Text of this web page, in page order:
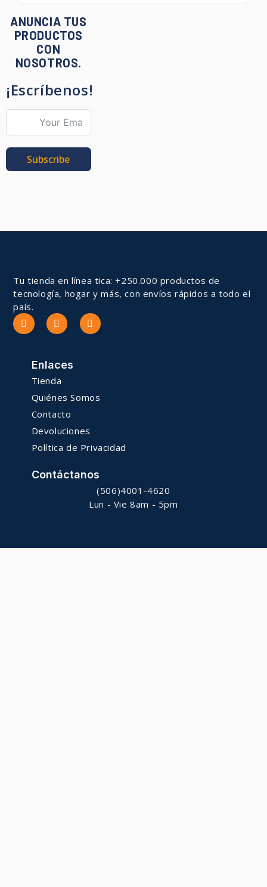
ANUNCIA TUS
PRODUCTOS
CON
NOSOTROS.
¡Escríbenos!
Subscribe
Tu tienda en línea tica: +250.000 productos de
tecnología, hogar y más, con envíos rápidos a todo el
país.
Enlaces
Tienda
Quiénes Somos
Contacto
Devoluciones
Política de Privacidad
Contáctanos
(506)4001-4620
Lun - Vie 8am - 5pm